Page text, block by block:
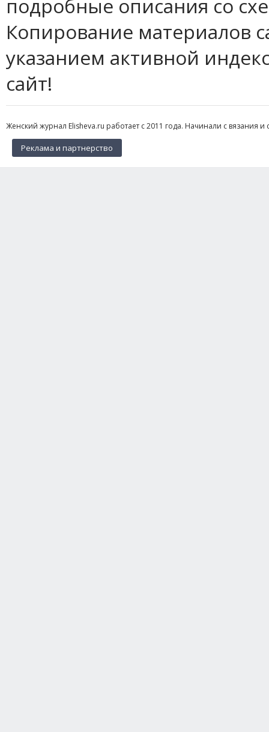
подробные описания со
Копирование материалов
указанием активной
сайт!
Женский журнал Elisheva.ru работает с 2011 года. Начинали с вязания
Реклама и партнерство